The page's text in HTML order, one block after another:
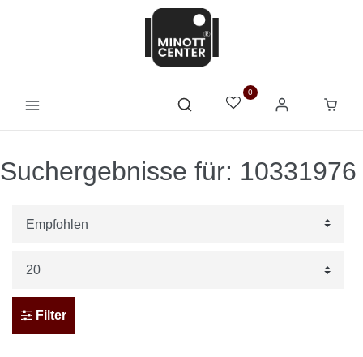
0
Suchergebnisse für: 10331976
Filter